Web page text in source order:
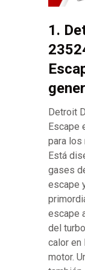
1.
Detroit
Escape
para los
Está
gases
escape
escape
del
calor en
motor.